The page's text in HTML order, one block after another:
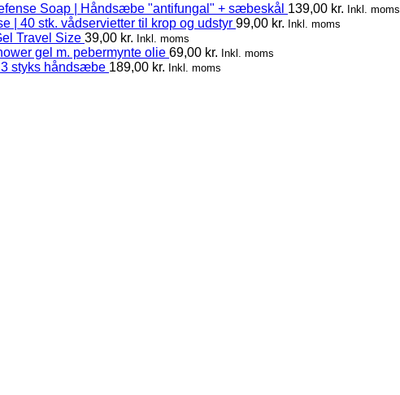
Soap | Håndsæbe "antifungal" + sæbeskål 139,00 kr. Inkl. moms
| 40 stk. vådservietter til krop og udstyr 99,00 kr. Inkl. moms
Travel Size 39,00 kr. Inkl. moms
gel m. pebermynte olie 69,00 kr. Inkl. moms
styks håndsæbe 189,00 kr. Inkl. moms